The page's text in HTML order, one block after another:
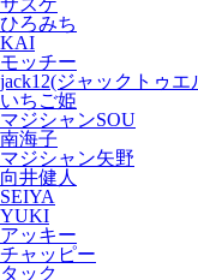
サスケ
ひろみち
KAI
モッチー
jack12(ジャックトゥエ
いちご姫
マジシャンSOU
南海子
マジシャン矢野
向井健人
SEIYA
YUKI
アッキー
チャッピー
タック